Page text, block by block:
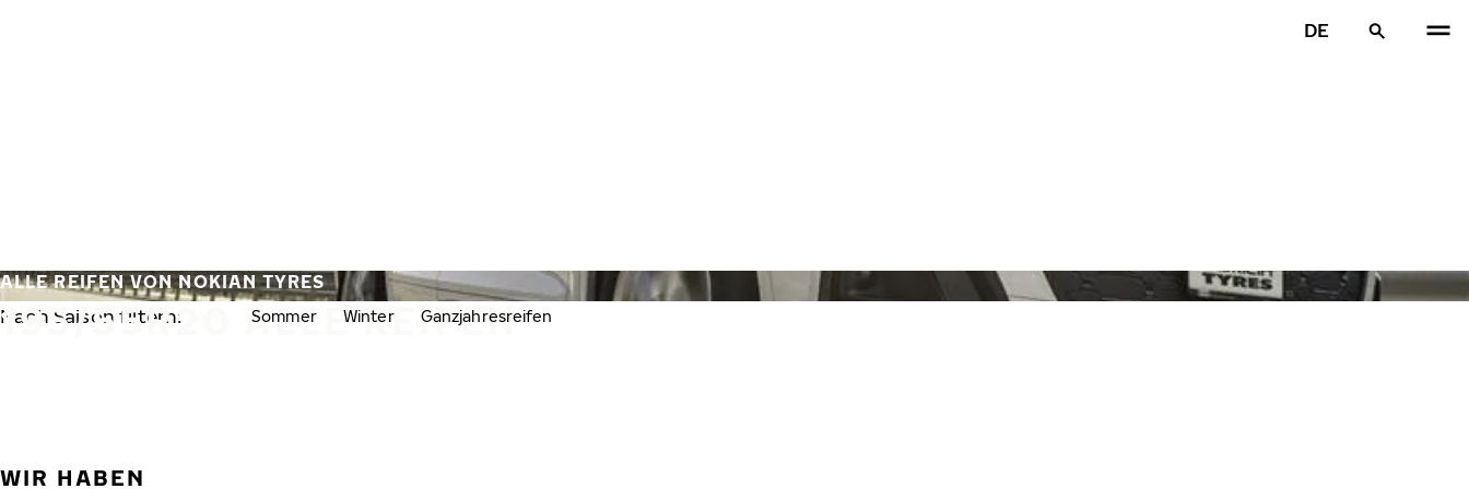
DE
195/55R20 ALLE REIFEN
ALLE REIFEN VON NOKIAN TYRES
Nach Saison filtern: Sommer Winter Ganzjahresreifen
WIR HABEN